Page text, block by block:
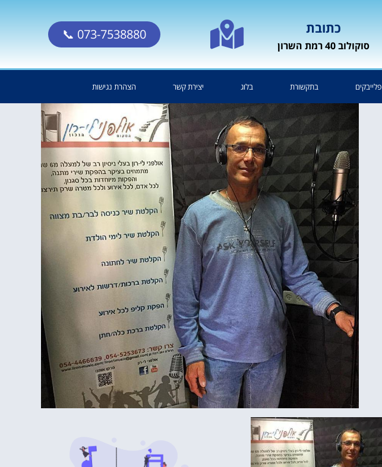
כתובת
סוקולוב 40 רמת השרון
073-7538880 📞
פלייבקים בתקשורת בלוג יצירת קשר הצהרת נגישות